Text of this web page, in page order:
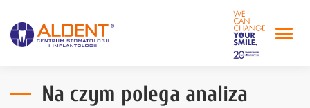
Na czym polega analiza